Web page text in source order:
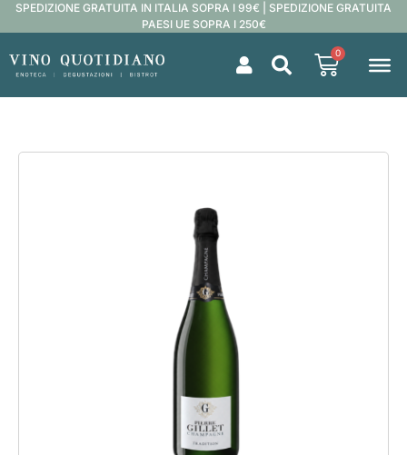
SPEDIZIONE GRATUITA IN ITALIA SOPRA I 99€ | SPEDIZIONE GRATUITA
PAESI UE SOPRA I 250€
0